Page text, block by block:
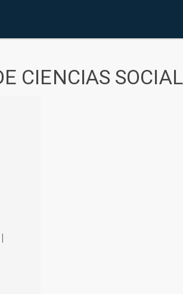
CIENCIAS